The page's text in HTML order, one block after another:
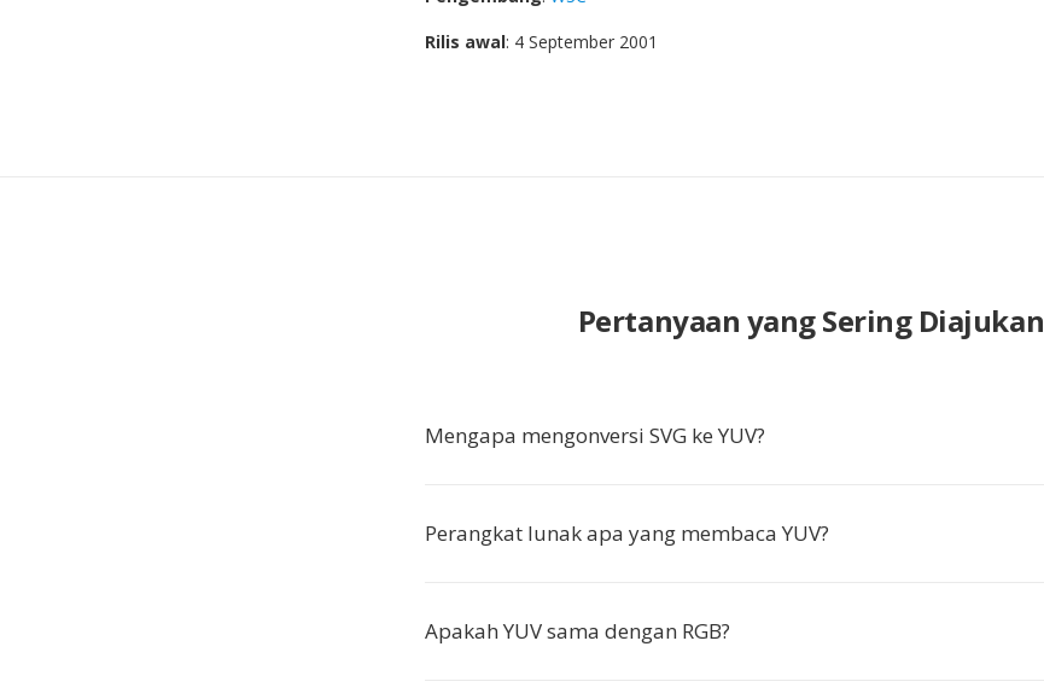
Rilis awal: 4 September 2001
Pertanyaan yang Sering Diajukan
Mengapa mengonversi SVG ke YUV?
Perangkat lunak apa yang membaca YUV?
Apakah YUV sama dengan RGB?